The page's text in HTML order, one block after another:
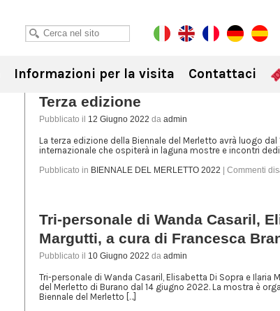
Informazioni per la visita Contattaci
Terza edizione
Pubblicato il 12 Giugno 2022 da admin
La terza edizione della Biennale del Merletto avrà luogo
internazionale che ospiterà in laguna mostre e incontri
Pubblicato in BIENNALE DEL MERLETTO 2022 Commenti
Tri-personale di Wanda Casaril,
Margutti, a cura di Francesca
Pubblicato il 10 Giugno 2022 da admin
Tri-personale di Wanda Casaril, Elisabetta Di Sopra e Ilaria
del Merletto di Burano dal 14 giugno 2022. La mostra è
Biennale del Merletto […]